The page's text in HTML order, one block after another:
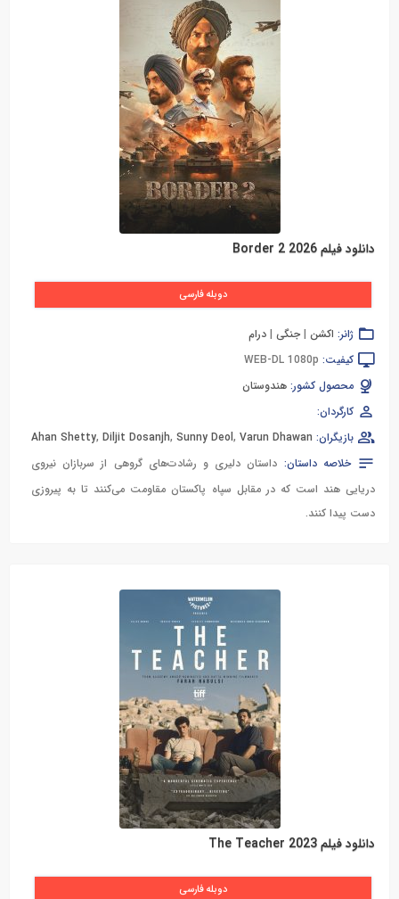
دانلود فیلم Border 2 2026
دوبله فارسی
ژانر: اکشن | جنگی | درام
کیفیت: WEB-DL 1080p
محصول کشور: هندوستان
کارگردان:
بازیگران:
Ahan Shetty, Diljit Dosanjh, Sunny Deol, Varun Dhawan
خلاصه داستان: داستان دلیری و رشادت‌‌های گروهی از سربازان نیروی
دریایی هند است که در مقابل سپاه پاکستان مقاومت می‌کنند تا به پیروزی
دست پیدا کنند.
دانلود فیلم The Teacher 2023
دوبله فارسی